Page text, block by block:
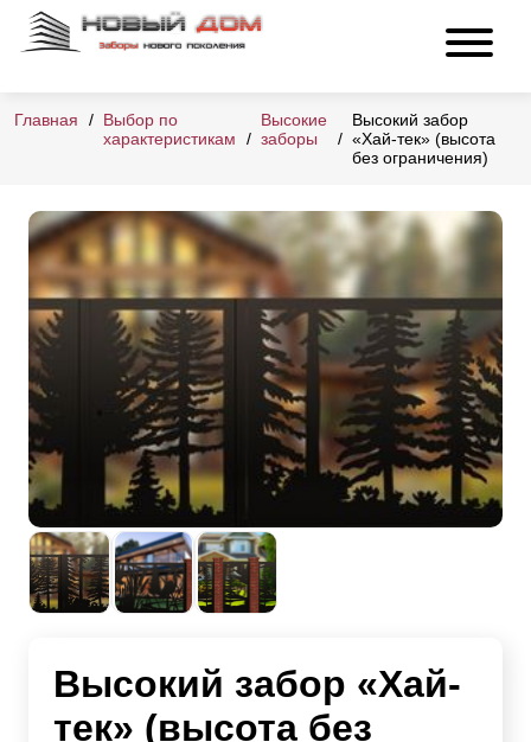
Главная
Выбор по
характеристикам
Высокие
заборы
Высокий забор
«Хай-тек» (высота
без ограничения)
Высокий забор «Хай-
тек» (высота без